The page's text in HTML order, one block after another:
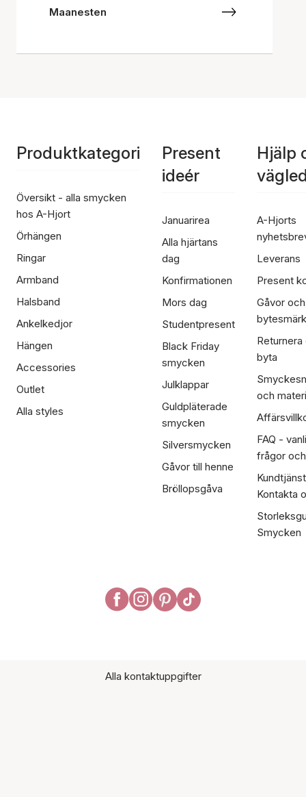
Maanesten
Produktkategori
Översikt - alla smycken
hos A-Hjort
Örhängen
Ringar
Armband
Halsband
Ankelkedjor
Hängen
Accessories
Outlet
Alla styles
Present
ideér
Januarirea
Alla hjärtans
dag
Konfirmationen
Mors dag
Studentpresent
Black Friday
smycken
Julklappar
Guldpläterade
smycken
Silversmycken
Gåvor till henne
Bröllopsgåva
Hjälp
A-Hjorts
Leverans
Present
Gåvor och
Returnera
byta
och
FAQ -
frågor
Kontakta
Smycken
Alla kontaktuppgifter